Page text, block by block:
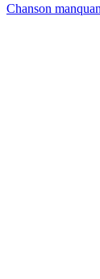
Chanson